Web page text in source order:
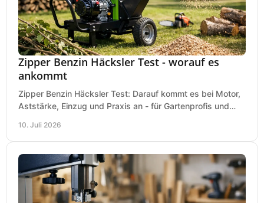
Zipper Benzin Häcksler Test - worauf es
ankommt
Zipper Benzin Häcksler Test: Darauf kommt es bei Motor,
Aststärke, Einzug und Praxis an - für Gartenprofis und
10. Juli 2026